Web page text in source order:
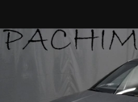
esprimere
le
tue